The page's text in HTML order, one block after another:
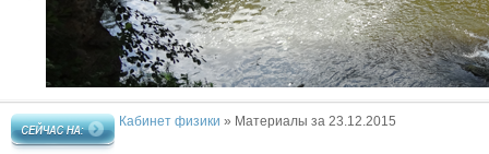
Кабинет физики » Материалы за 23.12.2015